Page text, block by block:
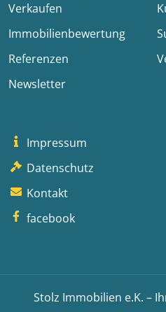
Verkaufen
Immobilienbewertung
Referenzen
Newsletter
Impressum
Datenschutz
Kontakt
facebook
Stolz Immobilien e.K. –